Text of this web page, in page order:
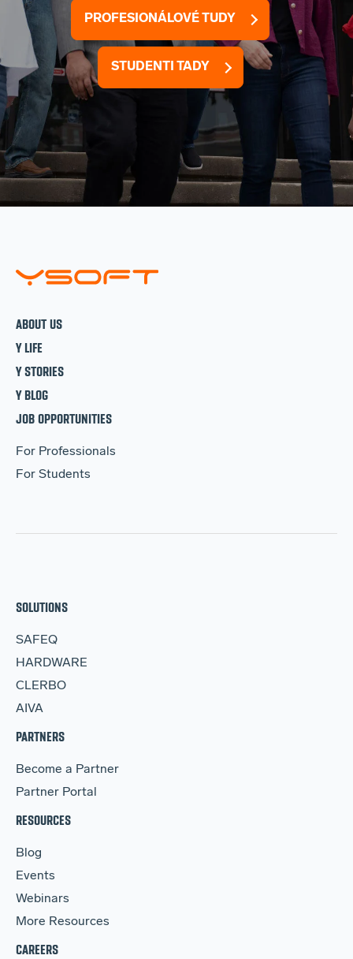
PROFESIONÁLOVÉ TUDY
STUDENTI TADY
ABOUT US
Y LIFE
Y STORIES
Y BLOG
JOB OPPORTUNITIES
For Professionals
For Students
SOLUTIONS
SAFEQ
HARDWARE
CLERBO
AIVA
PARTNERS
Become a Partner
Partner Portal
RESOURCES
Blog
Events
Webinars
More Resources
CAREERS